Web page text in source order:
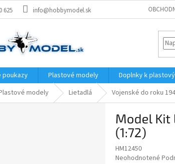
625 info@hobbymodel.sk
poukazy Plastové modely Doplnky k
modely Lietadlá Vojenské do roku
Model Kit
(1:72)
HM12450
Priemerné
Neohodnotené